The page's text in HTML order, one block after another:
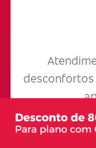
desconfortos